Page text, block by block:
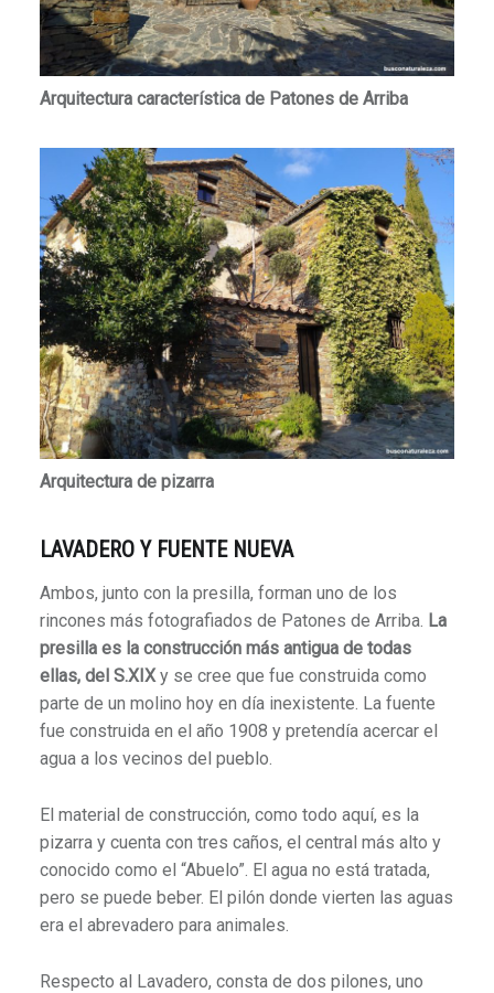
Arquitectura característica de Patones de Arriba
Arquitectura de pizarra
LAVADERO Y FUENTE NUEVA
Ambos, junto con la presilla, forman uno de los
rincones más fotografiados de Patones de Arriba. La
presilla es la construcción más antigua de todas
ellas, del S.XIXy se cree que fue construida como
parte de un molino hoy en día inexistente. La fuente
fue construida en el año 1908 y pretendía acercar el
agua a los vecinos del pueblo.
El material de construcción, como todo aquí, es la
pizarra y cuenta con tres caños, el central más alto y
conocido como el “Abuelo”. El agua no está tratada,
pero se puede beber. El pilón donde vierten las aguas
era el abrevadero para animales.
Respecto al Lavadero, consta de dos pilones, uno